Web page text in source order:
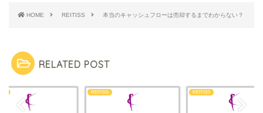
HOME REITISS 本当のキャッシュフローは売却するまでわからない？
RELATED POST
REITISS REITISS